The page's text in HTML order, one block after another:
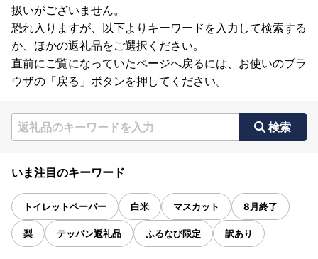
扱いがございません。
恐れ入りますが、以下よりキーワードを入力して検索する
か、ほかの返礼品をご選択ください。
直前にご覧になっていたページへ戻るには、お使いのブラ
ウザの「戻る」ボタンを押してください。
検索
いま注目のキーワード
トイレットペーパー 白米 マスカット 8月終了
梨 テッパン返礼品 ふるなび限定 訳あり